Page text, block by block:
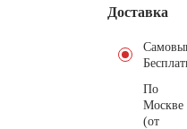
Доставка
По
Москве
(от